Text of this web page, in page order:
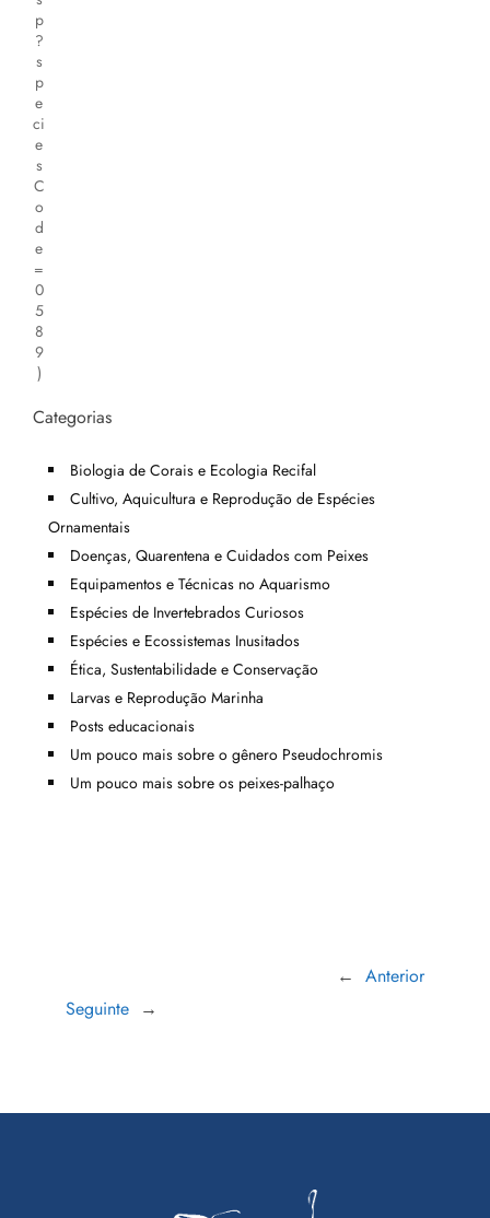
p
?
s
p
e
ci
e
s
C
o
d
e
=
0
5
8
9
)
Categorias
Biologia de Corais e Ecologia Recifal
Cultivo, Aquicultura e Reprodução de Espécies
Ornamentais
Doenças, Quarentena e Cuidados com Peixes
Equipamentos e Técnicas no Aquarismo
Espécies de Invertebrados Curiosos
Espécies e Ecossistemas Inusitados
Ética, Sustentabilidade e Conservação
Larvas e Reprodução Marinha
Posts educacionais
Um pouco mais sobre o gênero Pseudochromis
Um pouco mais sobre os peixes-palhaço
← Anterior
Seguinte →